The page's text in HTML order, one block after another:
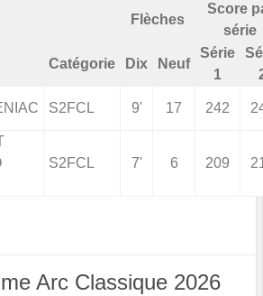
Flèches
Score
série
Catégorie Dix Neuf
Série
1
S2FCL 9' 17 242
S2FCL 7' 6 209
Arc Classique 2026